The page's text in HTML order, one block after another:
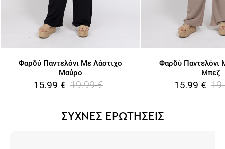
Φαρδύ Παντελόνι Με Λάστιχο
Μαύρο
15.99 € 19.99 €
Φαρδύ Παντελόνι
Μπεζ
15.99 €
ΣΥΧΝΕΣ ΕΡΩΤΗΣΕΙΣ